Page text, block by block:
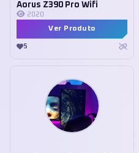
Aorus Z390 Pro Wifi
2020
Ver Produto
5